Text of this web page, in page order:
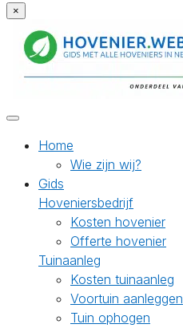
×
Home
Wie zijn wij?
Gids
Hoveniersbedrijf
Kosten hovenier
Offerte hovenier
Tuinaanleg
Kosten tuinaanleg
Voortuin aanleggen
Tuin ophogen